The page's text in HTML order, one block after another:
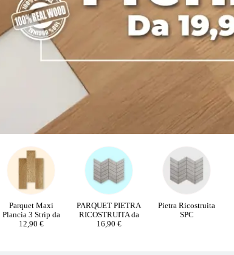
PARQUET PIETRA
RICOSTRUITA da
16,90 €
Pietra Ricostruita
SPC
Poltrone velluto